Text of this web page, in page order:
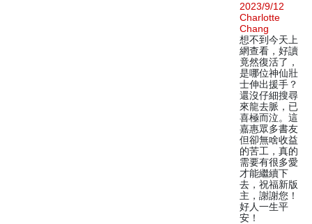
2023/9/12
Charlotte
Chang
想不到今天上
網查看，好讀
竟然復活了，
是哪位神仙壯
士伸出援手？
還沒仔細搜尋
來龍去脈，已
喜極而泣。這
嘉惠眾多書友
但卻無啥收益
的苦工，真的
需要有很多愛
才能繼續下
去，祝福新版
主，謝謝您！
好人一生平
安！